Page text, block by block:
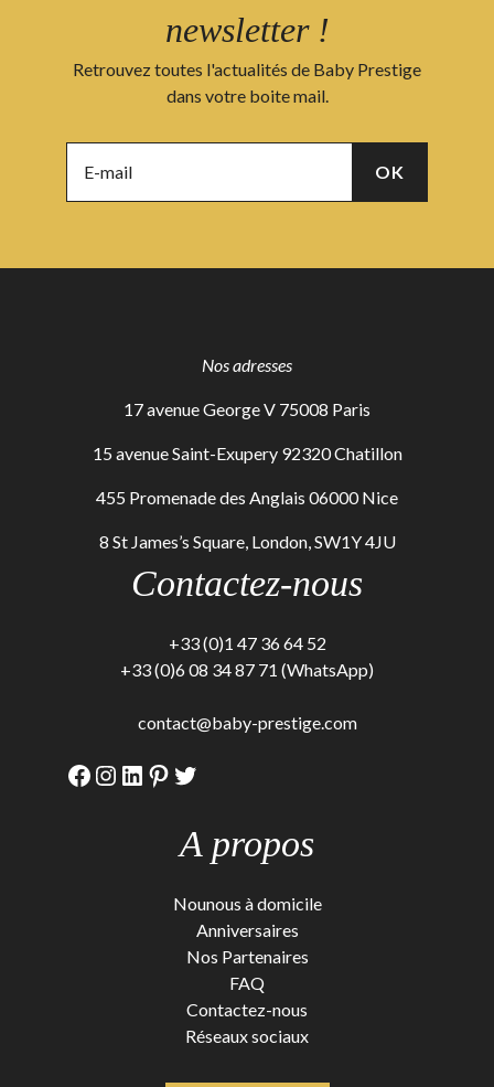
newsletter !
Retrouvez toutes l'actualités de Baby Prestige
dans votre boite mail.
Nos adresses
17 avenue George V 75008 Paris
15 avenue Saint-Exupery 92320 Chatillon
455 Promenade des Anglais 06000 Nice
8 St James’s Square, London, SW1Y 4JU
Contactez-nous
+33 (0)1 47 36 64 52
+33 (0)6 08 34 87 71 (WhatsApp)
contact@baby-prestige.com
Facebook
Instagram
LinkedIn
Pinterest
Twitter
A propos
Nounous à domicile
Anniversaires
Nos Partenaires
FAQ
Contactez-nous
Réseaux sociaux